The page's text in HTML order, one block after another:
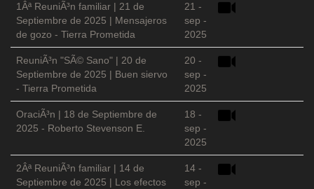
1Âª ReuniÃ³n familiar | 21 de
Septiembre de 2025 | Mensajeros
de gozo - Tierra Prometida
21 -
sep -
2025
ReuniÃ³n "SÃ© Sano" | 20 de
Septiembre de 2025 | Buen siervo
- Tierra Prometida
20 -
sep -
2025
OraciÃ³n | 18 de Septiembre de
2025 - Roberto Stevenson E.
18 -
sep -
2025
2Âª ReuniÃ³n familiar | 14 de
Septiembre de 2025 | Los efectos
14 -
sep -